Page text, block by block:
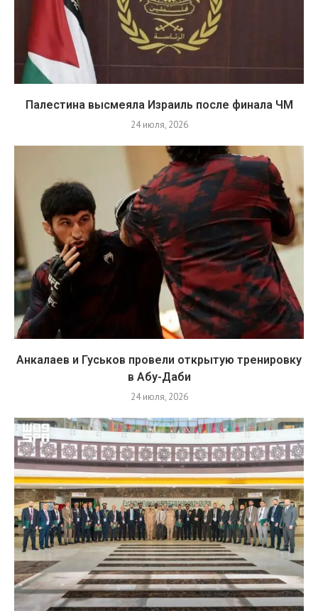
Палестина высмеяла Израиль после финала ЧМ
24 июля, 2026
Анкалаев и Гуськов провели открытую тренировку
в Абу-Даби
24 июля, 2026